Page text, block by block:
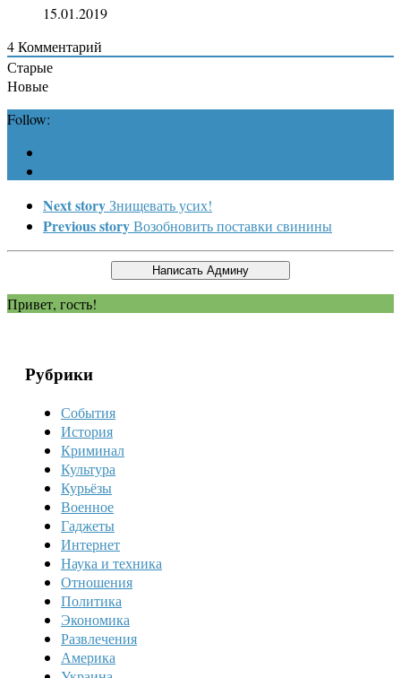
15.01.2019
4Комментарий
Старые
Новые
Follow:
Next storyЗнищевать усих!
Previous storyВозобновить поставки свинины
Привет, гость!
Рубрики
События
История
Криминал
Культура
Курьёзы
Военное
Гаджеты
Интернет
Наука и техника
Отношения
Политика
Экономика
Развлечения
Америка